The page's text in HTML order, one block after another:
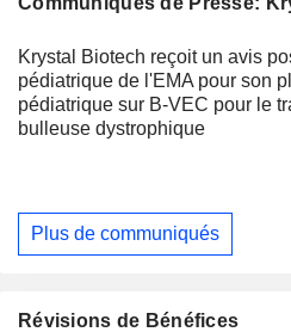
Krystal Biotech reçoit un avis
pédiatrique de l'EMA pour son
pédiatrique sur B-VEC pour le
bulleuse dystrophique
Plus de communiqués
Révisions de Bénéfices